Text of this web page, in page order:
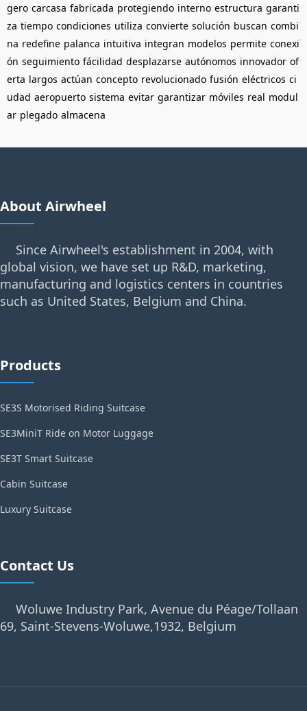
gero carcasa fabricada protegiendo interno estructura garanti
za tiempo condiciones utiliza convierte solución buscan combi
na redefine palanca intuitiva integran modelos permite conexi
ón seguimiento fácilidad desplazarse autónomos innovador of
erta largos actúan concepto revolucionado fusión eléctricos ci
udad aeropuerto sistema evitar garantizar móviles real modul
ar plegado almacena
About Airwheel
Since Airwheel's establishment in 2004, with
global vision, we have set up R&D, marketing,
manufacturing and logistics centers in countries
such as United States, Belgium and China.
Products
SE3S Motorised Riding Suitcase
SE3MiniT Ride on Motor Luggage
SE3T Smart Suitcase
Cabin Suitcase
Luxury Suitcase
Contact Us
Woluwe Industry Park, Avenue du Péage/Tollaan
69, Saint-Stevens-Woluwe,1932, Belgium